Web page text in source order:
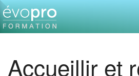
Accueillir et